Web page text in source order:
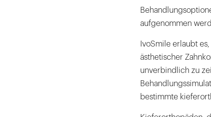
aufgenommen
IvoSmile erlaubt
ästhetischer
unverbindlich zu
bestimmte